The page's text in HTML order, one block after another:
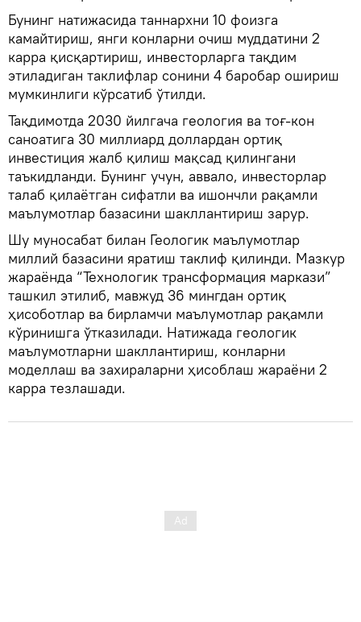
Бунинг натижасида таннархни 10 фоизга
камайтириш, янги конларни очиш муддатини 2
карра қисқартириш, инвесторларга тақдим
этиладиган таклифлар сонини 4 баробар ошириш
мумкинлиги кўрсатиб ўтилди.
Тақдимотда 2030 йилгача геология ва тоғ-кон
саноатига 30 миллиард доллардан ортиқ
инвестиция жалб қилиш мақсад қилингани
таъкидланди. Бунинг учун, аввало, инвесторлар
талаб қилаётган сифатли ва ишончли рақамли
маълумотлар базасини шакллантириш зарур.
Шу муносабат билан Геологик маълумотлар
миллий базасини яратиш таклиф қилинди. Мазкур
жараёнда “Технологик трансформация маркази”
ташкил этилиб, мавжуд 36 мингдан ортиқ
ҳисоботлар ва бирламчи маълумотлар рақамли
кўринишга ўтказилади. Натижада геологик
маълумотларни шакллантириш, конларни
моделлаш ва захираларни ҳисоблаш жараёни 2
карра тезлашади.